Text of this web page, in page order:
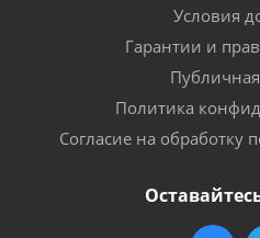
Условия
Гарантии и
Политика
Согласие на обработку